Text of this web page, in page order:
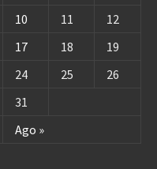
Ago »
10 11
12
17 18
19
24 25
26
31